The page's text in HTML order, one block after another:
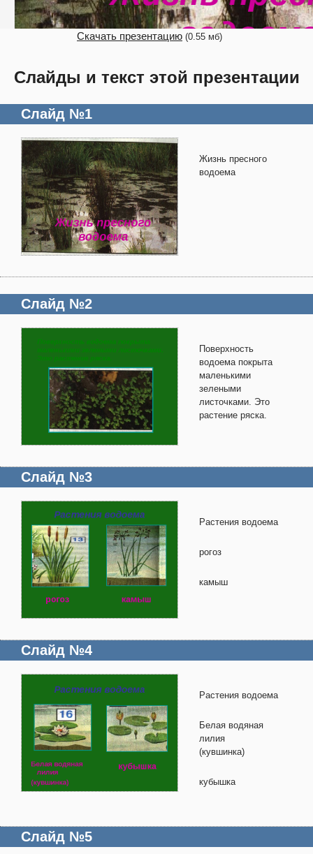
Скачать презентацию (0.55 мб)
Слайды и текст этой презентации
Слайд №1
Жизнь пресного
водоема
Слайд №2
Поверхность
водоема покрыта
маленькими
зелеными
листочками. Это
растение ряска.
Слайд №3
Растения водоема
рогоз
камыш
Слайд №4
Растения водоема
Белая водяная
лилия
(кувшинка)
кубышка
Слайд №5